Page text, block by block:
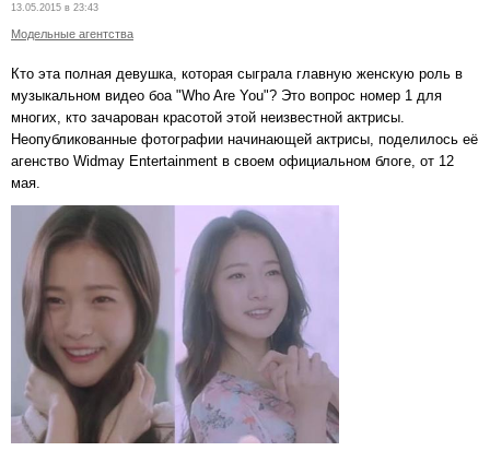
13.05.2015 в 23:43
Модельные агентства
Кто эта полная девушка, которая сыграла главную женскую роль в
музыкальном видео боа "Who Are You"? Это вопрос номер 1 для
многих, кто зачарован красотой этой неизвестной актрисы.
Неопубликованные фотографии начинающей актрисы, поделилось её
агенство Widmay Entertainment в своем официальном блоге, от 12
мая.